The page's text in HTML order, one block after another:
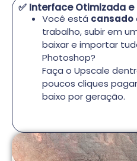
✅ Interface Otimizada e
Você está cansado
trabalho, subir em
baixar e importar
Photoshop?
Faça o Upscale
poucos cliques
baixo por geração.